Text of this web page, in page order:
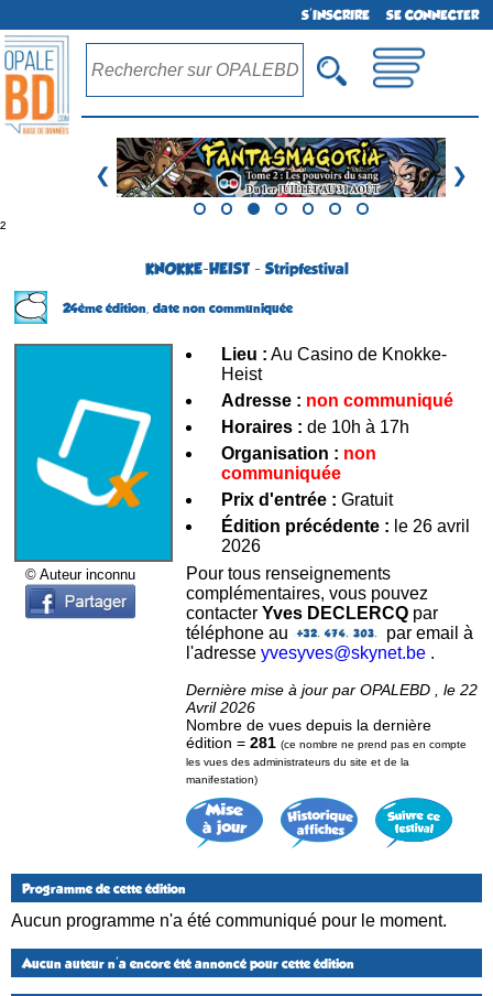
S'INSCRIRE SE CONNECTER
❮ ❯
²
KNOKKE-HEIST - Stripfestival
24ème édition, date non communiquée
© Auteur inconnu
Lieu : Au Casino de Knokke-
Heist
Adresse : non communiqué
Horaires : de 10h à 17h
Organisation : non
communiquée
Prix d'entrée : Gratuit
Édition précédente : le 26 avril
2026
Pour tous renseignements
complémentaires, vous pouvez
contacter Yves DECLERCQ par
téléphone au
par email à
l'adresse yvesyves@skynet.be .
Dernière mise à jour par OPALEBD , le 22
Avril 2026
Nombre de vues depuis la dernière
édition = 281 (ce nombre ne prend pas en compte
les vues des administrateurs du site et de la
manifestation)
Programme de cette édition
Aucun programme n'a été communiqué pour le moment.
Aucun auteur n'a encore été annoncé pour cette édition